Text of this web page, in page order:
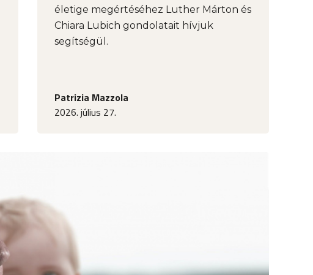
életige megértéséhez Luther Márton és
Chiara Lubich gondolatait hívjuk
segítségül.
Patrizia Mazzola
2026. július 27.